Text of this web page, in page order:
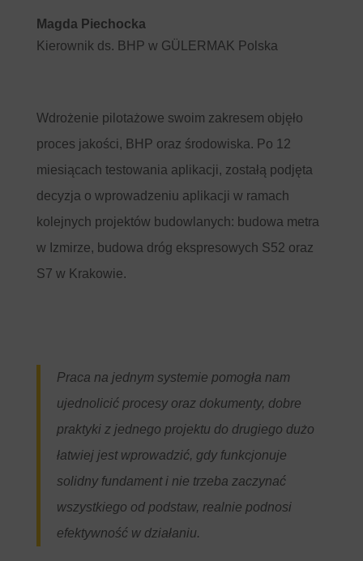
Magda Piechocka
Kierownik ds. BHP w GÜLERMAK Polska
Wdrożenie pilotażowe swoim zakresem objęło
proces jakości, BHP oraz środowiska. Po 12
miesiącach testowania aplikacji, zostałą podjęta
decyzja o wprowadzeniu aplikacji w ramach
kolejnych projektów budowlanych: budowa metra
w Izmirze, budowa dróg ekspresowych S52 oraz
S7 w Krakowie.
Praca na jednym systemie pomogła nam
ujednolicić procesy oraz dokumenty, dobre
praktyki z jednego projektu do drugiego dużo
łatwiej jest wprowadzić, gdy funkcjonuje
solidny fundament i nie trzeba zaczynać
wszystkiego od podstaw, realnie podnosi
efektywność w działaniu.